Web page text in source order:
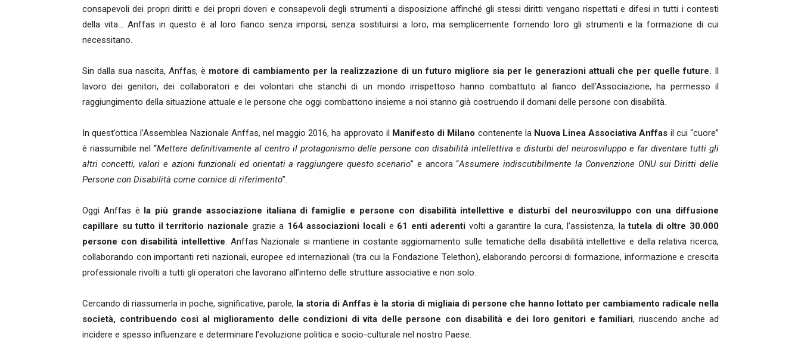
consapevoli dei propri diritti e dei propri doveri e consapevoli degli strumenti a disposizione affinché gli stessi diritti vengano rispettati e difesi in tutti i contesti
della vita… Anffas in questo è al loro fianco senza imporsi, senza sostituirsi a loro, ma semplicemente fornendo loro gli strumenti e la formazione di cui
necessitano.
Sin dalla sua nascita, Anffas, è motore di cambiamento per la realizzazione di un futuro migliore sia per le generazioni attuali che per quelle future.
lavoro dei genitori, dei collaboratori e dei volontari che stanchi di un mondo irrispettoso hanno combattuto al fianco dell’Associazione, ha permesso il
raggiungimento della situazione attuale e le persone che oggi combattono insieme a noi stanno già costruendo il domani delle persone con disabilità.
In quest’ottica l’Assemblea Nazionale Anffas, nel maggio 2016, ha approvato il Manifesto di Milano contenente la Nuova Linea Associativa Anffas il cui “cuore”
è riassumibile nel “Mettere definitivamente al centro il protagonismo delle persone con disabilità intellettiva e disturbi del neurosviluppo e far diventare tutti gli
altri concetti, valori e azioni funzionali ed orientati a raggiungere questo scenario” e ancora “Assumere indiscutibilmente la Convenzione ONU sui Diritti delle
Persone con Disabilità come cornice di riferimento”.
Oggi Anffas è
la più grande associazione italiana di famiglie e persone con disabilità intellettive e disturbi del neurosviluppo con una diffusione
capillare su tutto il territorio nazionale grazie a 164 associazioni locali e 61 enti aderentivolti a garantire la cura, l’assistenza, latutela di oltre 30.000
persone con disabilità intellettive. Anffas Nazionale si mantiene in costante aggiornamento sulle tematiche della disabilità intellettive e della relativa ricerca,
collaborando con importanti reti nazionali, europee ed internazionali (tra cui la Fondazione Telethon), elaborando percorsi di formazione, informazione e crescita
professionale rivolti a tutti gli operatori che lavorano all’interno delle strutture associative e non solo.
Cercando di riassumerla in poche, significative, parole, la storia di Anffas è la storia di migliaia di persone che hanno lottato per cambiamento radicale nella
società, contribuendo così al miglioramento delle condizioni di vita delle persone con disabilità e dei loro genitori e familiari, riuscendo anche ad
incidere e spesso influenzare e determinare l’evoluzione politica e socio-culturale nel nostro Paese.